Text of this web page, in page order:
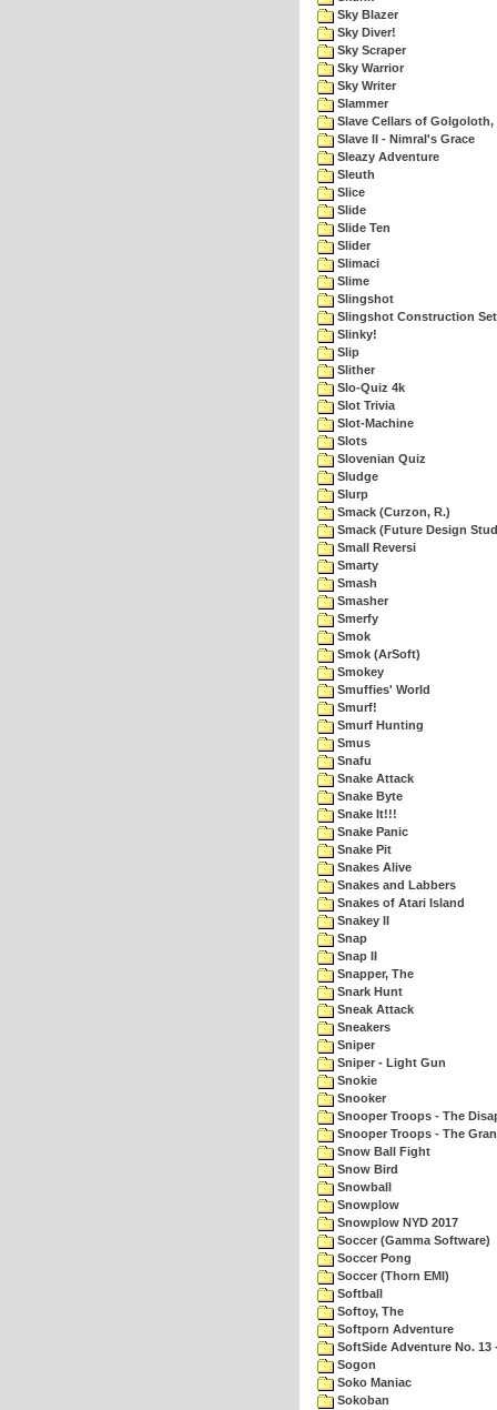
Sky Blazer
Sky Diver!
Sky Scraper
Sky Warrior
Sky Writer
Slammer
Slave Cellars of Golgoloth,
Slave II - Nimral's Grace
Sleazy Adventure
Sleuth
Slice
Slide
Slide Ten
Slider
Slimaci
Slime
Slingshot
Slingshot Construction Set
Slinky!
Slip
Slither
Slo-Quiz 4k
Slot Trivia
Slot-Machine
Slots
Slovenian Quiz
Sludge
Slurp
Smack (Curzon, R.)
Smack (Future Design
Small Reversi
Smarty
Smash
Smasher
Smerfy
Smok
Smok (ArSoft)
Smokey
Smuffies' World
Smurf!
Smurf Hunting
Smus
Snafu
Snake Attack
Snake Byte
Snake It!!!
Snake Panic
Snake Pit
Snakes Alive
Snakes and Labbers
Snakes of Atari Island
Snakey II
Snap
Snap II
Snapper, The
Snark Hunt
Sneak Attack
Sneakers
Sniper
Sniper - Light Gun
Snokie
Snooker
Snooper Troops - The
Snooper Troops - The
Snow Ball Fight
Snow Bird
Snowball
Snowplow
Snowplow NYD 2017
Soccer (Gamma Software)
Soccer Pong
Soccer (Thorn EMI)
Softball
Softoy, The
Softporn Adventure
SoftSide Adventure No. 13
Sogon
Soko Maniac
Sokoban